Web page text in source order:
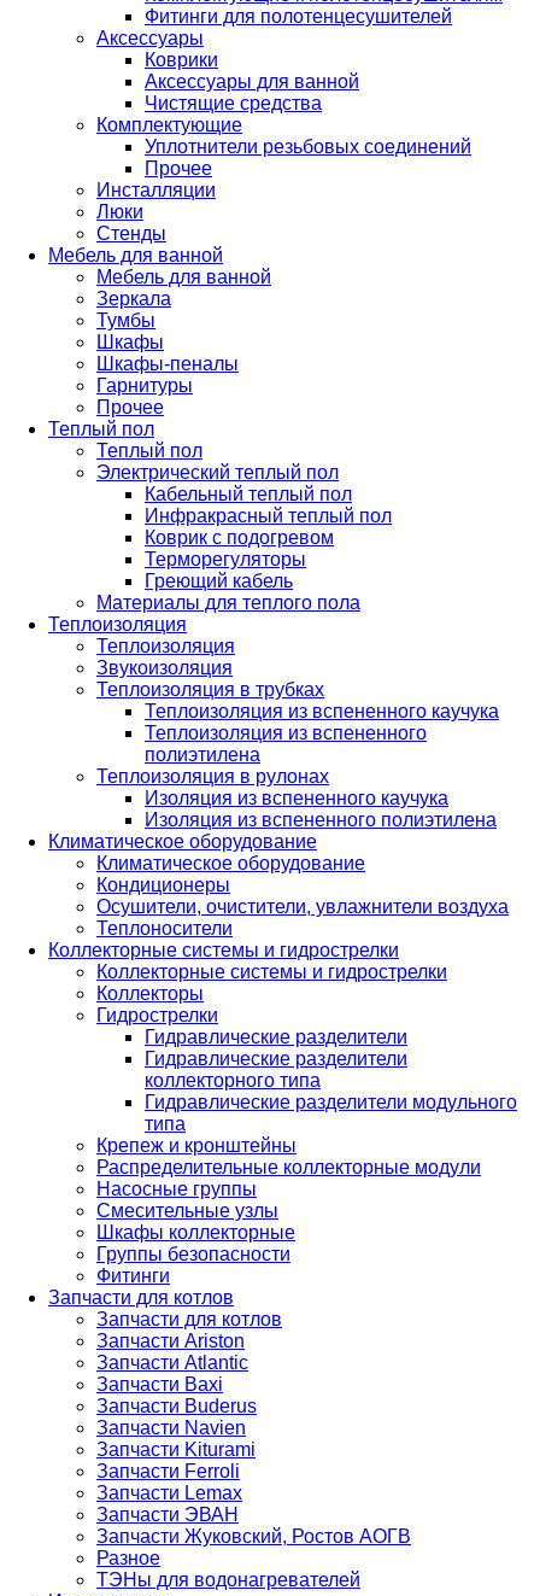
Фитинги для полотенцесушителей
Аксессуары
Коврики
Аксессуары для ванной
Чистящие средства
Комплектующие
Уплотнители резьбовых соединений
Прочее
Инсталляции
Люки
Стенды
Мебель для ванной
Мебель для ванной
Зеркала
Тумбы
Шкафы
Шкафы-пеналы
Гарнитуры
Прочее
Теплый пол
Теплый пол
Электрический теплый пол
Кабельный теплый пол
Инфракрасный теплый пол
Коврик с подогревом
Терморегуляторы
Греющий кабель
Материалы для теплого пола
Теплоизоляция
Теплоизоляция
Звукоизоляция
Теплоизоляция в трубках
Теплоизоляция из вспененного каучука
Теплоизоляция из вспененного
полиэтилена
Теплоизоляция в рулонах
Изоляция из вспененного каучука
Изоляция из вспененного полиэтилена
Климатическое оборудование
Климатическое оборудование
Кондиционеры
Осушители, очистители, увлажнители воздуха
Теплоносители
Коллекторные системы и гидрострелки
Коллекторные системы и гидрострелки
Коллекторы
Гидрострелки
Гидравлические разделители
Гидравлические разделители
коллекторного типа
Гидравлические разделители модульного
типа
Крепеж и кронштейны
Распределительные коллекторные модули
Насосные группы
Смесительные узлы
Шкафы коллекторные
Группы безопасности
Фитинги
Запчасти для котлов
Запчасти для котлов
Запчасти Ariston
Запчасти Atlantic
Запчасти Baxi
Запчасти Buderus
Запчасти Navien
Запчасти Kiturami
Запчасти Ferroli
Запчасти Lemax
Запчасти ЭВАН
Запчасти Жуковский, Ростов АОГВ
Разное
ТЭНы для водонагревателей